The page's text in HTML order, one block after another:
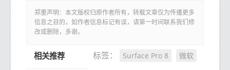
郑重声明：本文版权归原作者所有，转载文章仅为传播更多
信息之目的，如作者信息标记有误，请第一时间联系我们修
改或删除，多谢。
标签： Surface Pro 8 微软
相关推荐